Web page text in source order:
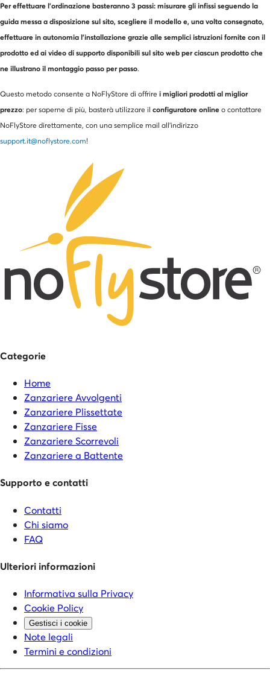
Per effettuare l'ordinazione basteranno 3 passi: misurare gli infissi seguendo la
guida messa a disposizione sul sito, scegliere il modello e, una volta consegnato,
effettuare in autonomia l'installazione grazie alle semplici istruzioni fornite con il
prodotto ed ai video di supporto disponibili sul sito web per ciascun prodotto che
ne illustrano il montaggio passo per passo.
Questo metodo consente a NoFlyStore di offrire i migliori prodotti al miglior
prezzo: per saperne di più, basterà utilizzare il configuratore online o contattare
NoFlyStore direttamente, con una semplice mail all'indirizzo
support.it@noflystore.com!
Categorie
Home
Zanzariere Avvolgenti
Zanzariere Plissettate
Zanzariere Fisse
Zanzariere Scorrevoli
Zanzariere a Battente
Supporto e contatti
Contatti
Chi siamo
FAQ
Ulteriori informazioni
Informativa sulla Privacy
Cookie Policy
Gestisci i cookie
Note legali
Termini e condizioni